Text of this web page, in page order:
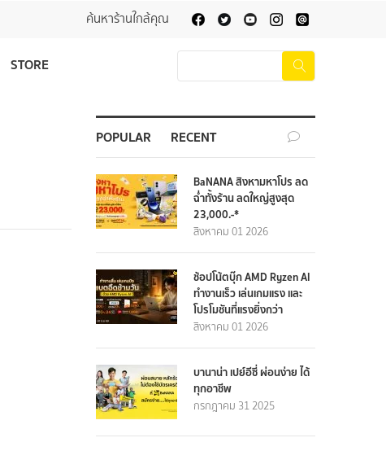
ค้นหาร้านใกล้คุณ
STORE
POPULAR RECENT
BaNANA สิงหามหาโปร ลด
ฉ่ำทั้งร้าน ลดใหญ่สูงสุด
23,000.-*
สิงหาคม 01 2026
ช้อปโน้ตบุ๊ก AMD Ryzen AI
ทำงานเร็ว เล่นเกมแรง และ
โปรโมชันที่แรงยิ่งกว่า
สิงหาคม 01 2026
บานาน่า เปย์อีซี่ ผ่อนง่าย ได้
ทุกอาชีพ
กรกฎาคม 31 2025